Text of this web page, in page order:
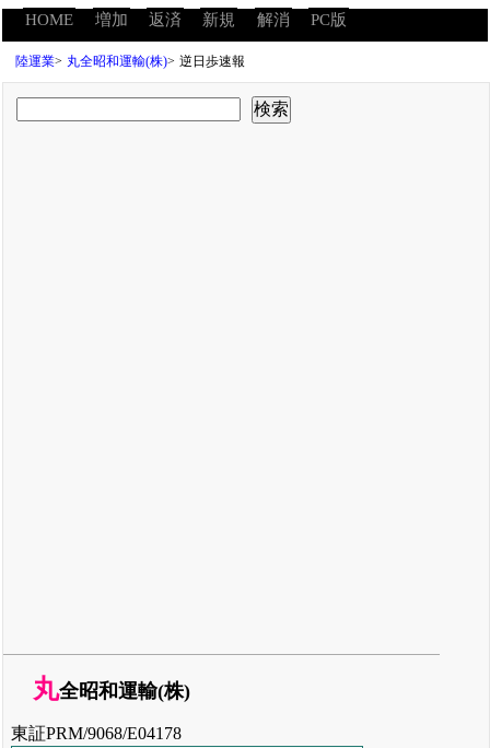
HOME 増加 返済 新規 解消 PC版
陸運業> 丸全昭和運輸(株)> 逆日歩速報
丸全昭和運輸(株)
東証PRM/9068/E04178